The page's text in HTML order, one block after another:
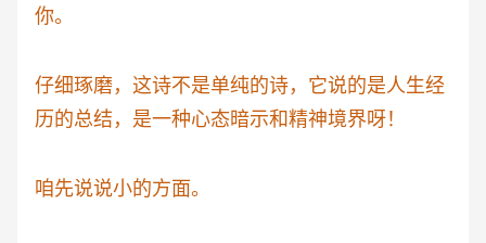
你。
仔细琢磨，这诗不是单纯的诗，它说的是人生经
历的总结，是一种心态暗示和精神境界呀！
咱先说说小的方面。